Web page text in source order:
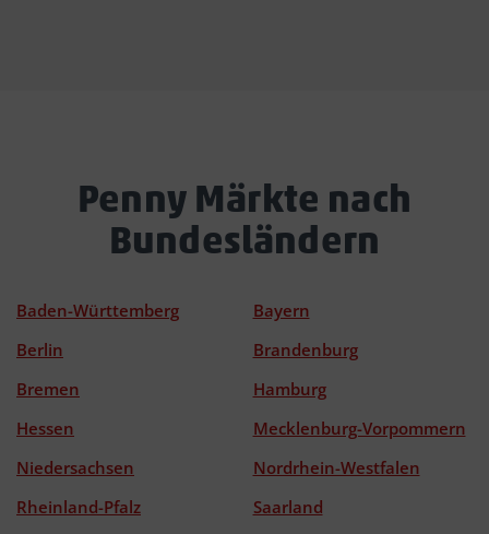
Penny Märkte nach
Bundesländern
Baden-Württemberg
Bayern
Berlin
Brandenburg
Bremen
Hamburg
Hessen
Mecklenburg-Vorpommern
Niedersachsen
Nordrhein-Westfalen
Rheinland-Pfalz
Saarland